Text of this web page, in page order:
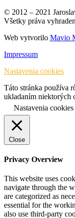
© 2012 – 2021
Všetky práva
Web vytvorilo Mavio
Impressum
Nastavenia cookies
Táto stránka používa
ukladaním niektorých
Nastavenia cookies
Close
Privacy Overview
This website uses
navigate through the
are categorized as
essential for the
also use third-party